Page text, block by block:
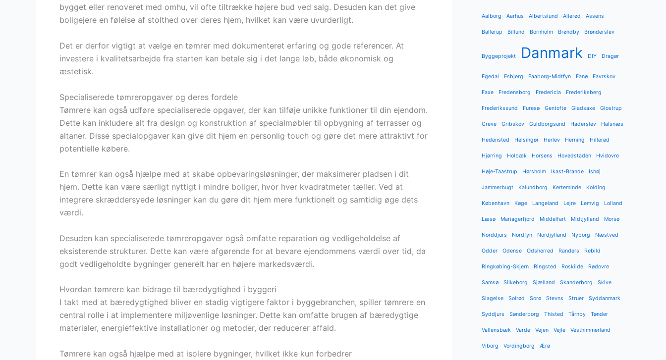
bygget eller renoveret med omhu, vil ofte tiltrække højere bud ved salg. Desuden kan det give
boligejere en følelse af stolthed over deres hjem, hvilket kan være uvurderligt.
Det er derfor vigtigt at vælge en tømrer med dokumenteret erfaring og gode referencer. At
investere i kvalitetsarbejde fra starten kan betale sig i det lange løb, både økonomisk og
æstetisk.
Specialiserede tømreropgaver og deres fordele
Tømrere kan også udføre specialiserede opgaver, der kan tilføje unikke funktioner til din ejendom.
Dette kan inkludere alt fra design og konstruktion af specialmøbler til opbygning af terrasser og
altaner. Disse specialopgaver kan give dit hjem en personlig touch og gøre det mere attraktivt for
potentielle købere.
En tømrer kan også hjælpe med at skabe opbevaringsløsninger, der maksimerer pladsen i dit
hjem. Dette kan være særligt nyttigt i mindre boliger, hvor hver kvadratmeter tæller. Ved at
integrere skræddersyede løsninger kan du gøre dit hjem mere funktionelt og samtidig øge dets
værdi.
Desuden kan specialiserede tømreropgaver også omfatte reparation og vedligeholdelse af
eksisterende strukturer. Dette kan være afgørende for at bevare ejendommens værdi over tid, da
godt vedligeholdte bygninger generelt har en højere markedsværdi.
Hvordan tømrere kan bidrage til bæredygtighed i byggeri
I takt med at bæredygtighed bliver en stadig vigtigere faktor i byggebranchen, spiller tømrere en
central rolle i at implementere miljøvenlige løsninger. Dette kan omfatte brugen af bæredygtige
materialer, energieffektive installationer og metoder, der reducerer affald.
Tømrere kan også hjælpe med at isolere bygninger, hvilket ikke kun forbedrer
Aalborg Aarhus Albertslund Allerød Assens
Ballerup Billund Bornholm Brøndby Brønderslev
Byggeprojekt Danmark DIY Dragør
Egedal Esbjerg Faaborg-Midtfyn Fanø Favrskov
Faxe Fredensborg Fredericia Frederiksberg
Frederikssund Furesø Gentofte Gladsaxe Glostrup
Greve Gribskov Guldborgsund Haderslev Halsnæs
Hedensted Helsingør Herlev Herning Hillerød
Hjørring Holbæk Horsens Hovedstaden Hvidovre
Høje-Taastrup Hørsholm Ikast-Brande Ishøj
Jammerbugt Kalundborg Kerteminde Kolding
København Køge Langeland Lejre Lemvig Lolland
Læsø Mariagerfjord Middelfart Midtjylland Morsø
Norddjurs Nordfyn Nordjylland Nyborg Næstved
Odder Odense Odsherred Randers Rebild
Ringkøbing-Skjern Ringsted Roskilde Rødovre
Samsø Silkeborg Sjælland Skanderborg Skive
Slagelse Solrød Sorø Stevns Struer Syddanmark
Syddjurs Sønderborg Thisted Tårnby Tønder
Vallensbæk Varde Vejen Vejle Vesthimmerland
Viborg Vordingborg Ærø